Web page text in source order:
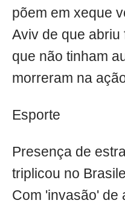
põem em xeque
Aviv de que
que não tinham
morreram na
Esporte
Presença de
triplicou no
Com 'invasão' de